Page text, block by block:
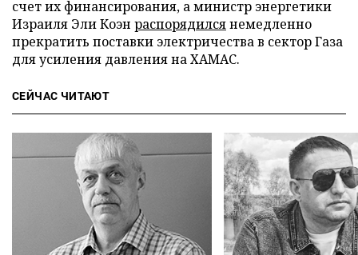
счет их финансирования, а министр энергетики
Израиля Эли Коэн распорядилсянемедленно
прекратить поставки электричества в сектор Газа
для усиления давления на ХАМАС.
СЕЙЧАС ЧИТАЮТ